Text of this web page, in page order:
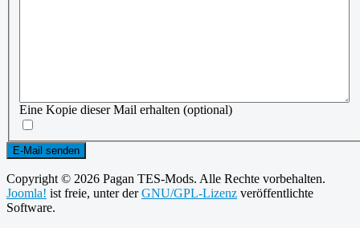
Eine Kopie dieser Mail erhalten (optional)
E-Mail senden
Copyright © 2026 Pagan TES-Mods. Alle Rechte vorbehalten.
Joomla! ist freie, unter derGNU/GPL-Lizenz veröffentlichte
Software.